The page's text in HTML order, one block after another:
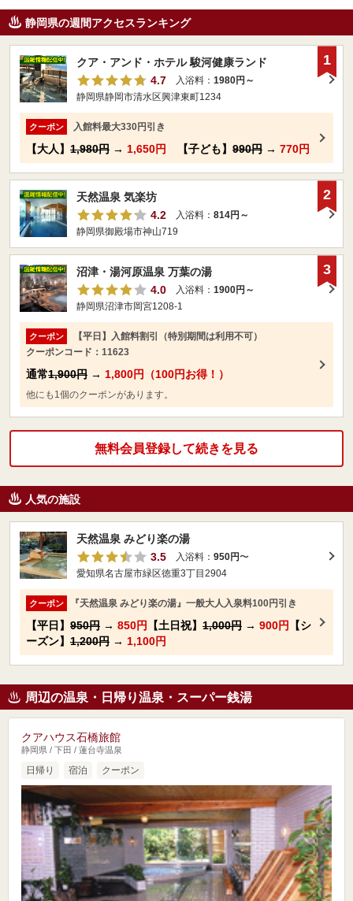
静岡県の週間アクセスランキング
クア・アンド・ホテル 駿河健康ランド
4.7
入浴料： 1980円～
静岡県静岡市清水区興津東町1234
クーポン 入館料最大330円引き
【大人】 1,980円 → 1,650円 【子ども】 990円 → 770円
1
天然温泉 気楽坊
4.2
入浴料： 814円～
静岡県御殿場市神山719
2
沼津・湯河原温泉 万葉の湯
4.0
入浴料： 1900円～
静岡県沼津市岡宮1208-1
クーポン
【平日】入館料割引（特別期間は利用不可）
クーポンコード：11623
通常1,900円 → 1,800円（100円お得！）
他にも1個のクーポンがあります。
3
無料会員登録して続きを見る
人気の施設
天然温泉 みどり楽の湯
3.5
入浴料： 950円〜
愛知県名古屋市緑区徳重3丁目2904
クーポン 『天然温泉 みどり楽の湯』一般大人入泉料100円引き
【平日】 950円 → 850円 【土日祝】 1,000円 → 900円
【シ
ーズン】 1,200円 → 1,100円
周辺の温泉・日帰り温泉・スーパー銭湯
クアハウス石橋旅館
静岡県 / 下田 / 蓮台寺温泉
日帰り 宿泊 クーポン